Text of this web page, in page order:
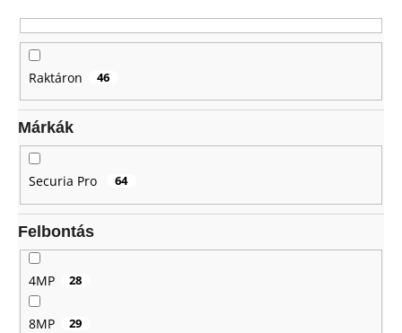
d
e
s
e
Raktáron 46
Márkák
Securia Pro 64
Felbontás
4MP 28
8MP 29